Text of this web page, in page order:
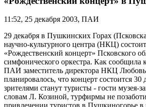
11:52, 25 декабря 2003, ПАИ
29 декабря в Пушкинских Горах
научно-культурного центра (НКЦ)
«Рождественский концерт» Псковского
симфонического оркестра. Как сообщила
ПАИ заместитель директора НКЦ Любовь
планировалось, что концерт состоится 30
зрителями станут туристы - гости музея-
словам Л. Козиной, турфирмы не